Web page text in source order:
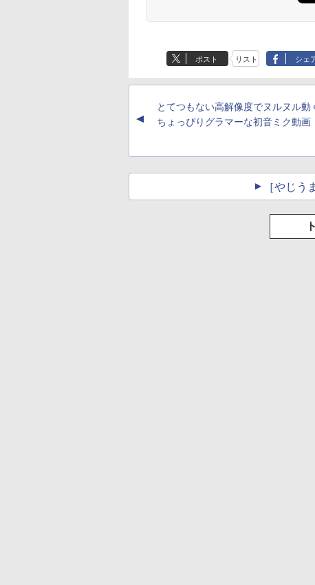
ポスト リスト シェ
▲
とてつもない高解像度でヌルヌル動
ちょっぴりグラマーな初音ミク動画
［やじう